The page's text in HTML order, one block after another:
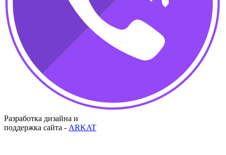
Разработка дизайна и
поддержка сайта - ARKAT